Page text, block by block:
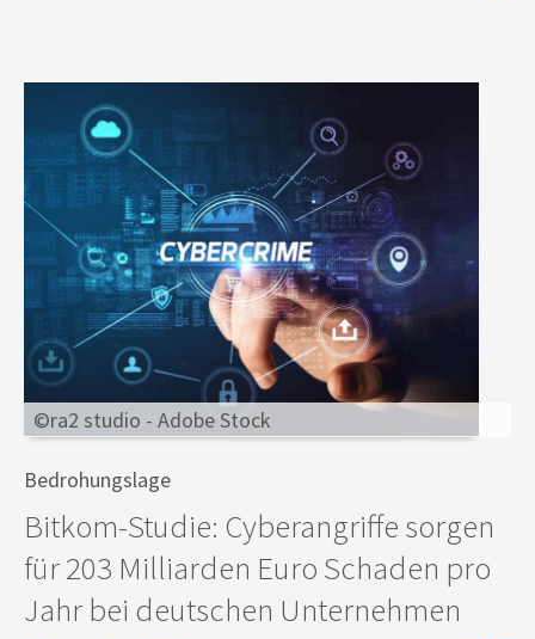
©ra2 studio - Adobe Stock
Bedrohungslage
Bitkom-Studie: Cyberangriffe sorgen
für 203 Milliarden Euro Schaden pro
Jahr bei deutschen Unternehmen